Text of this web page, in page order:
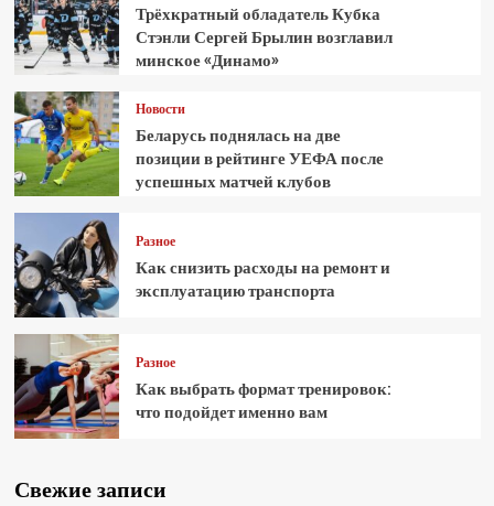
Трёхкратный обладатель Кубка
Стэнли Сергей Брылин возглавил
минское «Динамо»
Новости
Беларусь поднялась на две
позиции в рейтинге УЕФА после
успешных матчей клубов
Разное
Как снизить расходы на ремонт и
эксплуатацию транспорта
Разное
Как выбрать формат тренировок:
что подойдет именно вам
Свежие записи